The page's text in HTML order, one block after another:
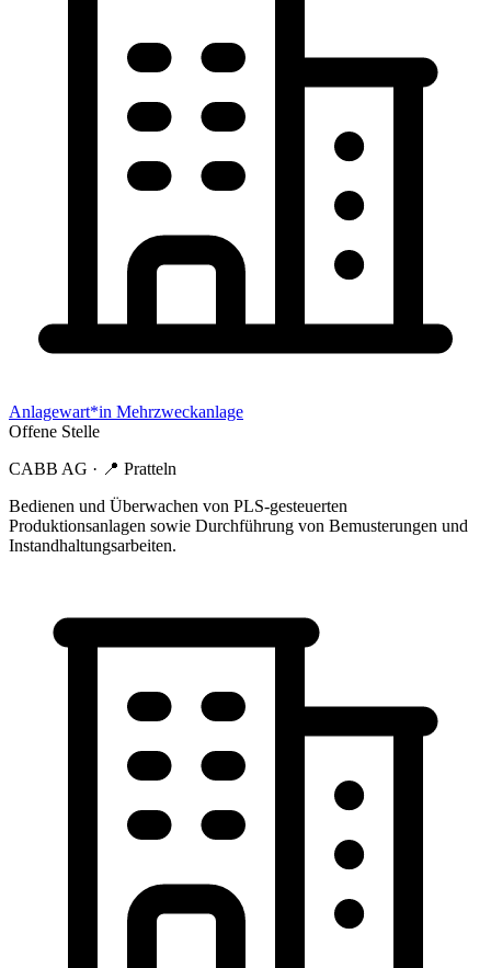
Anlagewart*in Mehrzweckanlage
Offene Stelle
CABB AG · 📍 Pratteln
Bedienen und Überwachen von PLS-gesteuerten
Produktionsanlagen sowie Durchführung von Bemusterungen und
Instandhaltungsarbeiten.